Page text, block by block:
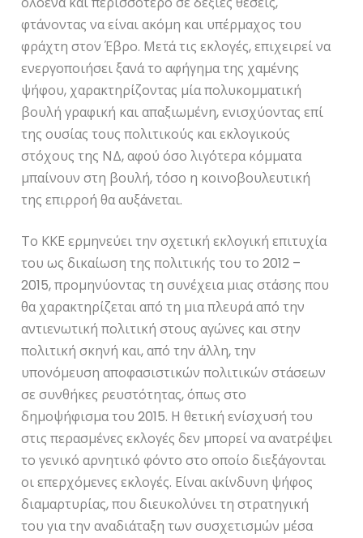
φτάνοντας να είναι ακόμη και υπέρμαχος του
φράχτη στον Έβρο. Μετά τις εκλογές, επιχειρεί να
ενεργοποιήσει ξανά το αφήγημα της χαμένης
ψήφου, χαρακτηρίζοντας μία πολυκομματική
βουλή γραφική και απαξιωμένη, ενισχύοντας επί
της ουσίας τους πολιτικούς και εκλογικούς
στόχους της ΝΔ, αφού όσο λιγότερα κόμματα
μπαίνουν στη βουλή, τόσο η κοινοβουλευτική
της επιρροή θα αυξάνεται.
Το ΚΚΕ ερμηνεύει την σχετική εκλογική επιτυχία
του ως δικαίωση της πολιτικής του το 2012 –
2015, προμηνύοντας τη συνέχεια μιας στάσης που
θα χαρακτηρίζεται από τη μια πλευρά από την
αντιενωτική πολιτική στους αγώνες και στην
πολιτική σκηνή και, από την άλλη, την
υπονόμευση αποφασιστικών πολιτικών στάσεων
σε συνθήκες ρευστότητας, όπως στο
δημοψήφισμα του 2015. Η θετική ενίσχυσή του
στις περασμένες εκλογές δεν μπορεί να ανατρέψει
το γενικό αρνητικό φόντο στο οποίο διεξάγονται
οι επερχόμενες εκλογές. Είναι ακίνδυνη ψήφος
διαμαρτυρίας, που διευκολύνει τη στρατηγική
του για την αναδιάταξη των συσχετισμών μέσα